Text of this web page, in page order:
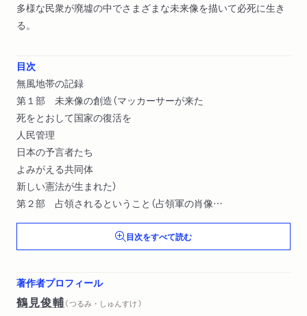
多様な民衆が廃墟の中でさまざまな未来像を描いて必死に生き
る。
目次
無風地帯の記録
第１部 未来像の創造（マッカーサーが来た
死をとおして国家の復活を
人民管理
日本の予言者たち
よみがえる共同体
新しい憲法が生まれた）
第２部 占領されるということ（占領軍の肖像
実力者のすげかえ）
第３部 世界の流入（やみ市をとおって
引揚者のもってきた世界）
目次をすべて読む
著作者プロフィール
鶴見俊輔（ つるみ・しゅんすけ ）